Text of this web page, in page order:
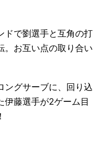
ドで劉選手と互角の打
。お互い点の取り合い
ングサーブに、回り込
伊藤選手が2ゲーム目